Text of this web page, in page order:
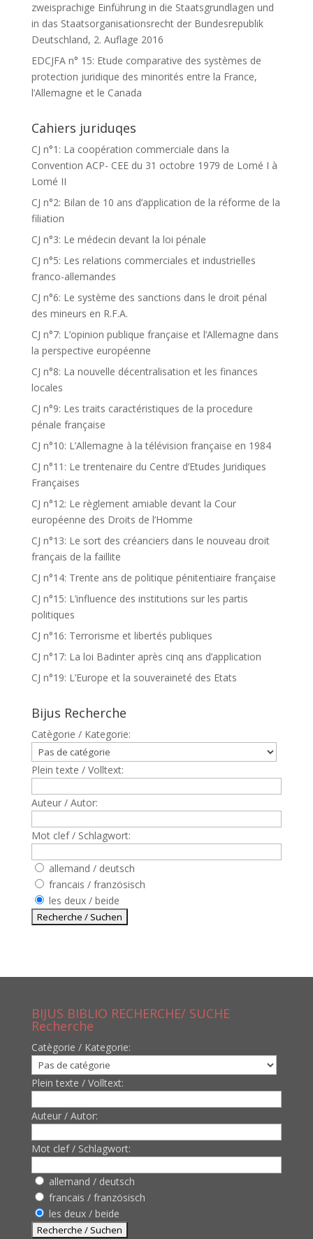
zweisprachige Einführung in die Staatsgrundlagen und
in das Staatsorganisationsrecht der Bundesrepublik
Deutschland, 2. Auflage 2016
EDCJFA n° 15: Etude comparative des systèmes de
protection juridique des minorités entre la France,
l’Allemagne et le Canada
Cahiers juriduqes
CJ n°1: La coopération commerciale dans la
Convention ACP- CEE du 31 octobre 1979 de Lomé I à
Lomé II
CJ n°2: Bilan de 10 ans d’application de la réforme de la
filiation
CJ n°3: Le médecin devant la loi pénale
CJ n°5: Les relations commerciales et industrielles
franco-allemandes
CJ n°6: Le système des sanctions dans le droit pénal
des mineurs en R.F.A.
CJ n°7: L’opinion publique française et l’Allemagne dans
la perspective européenne
CJ n°8: La nouvelle décentralisation et les finances
locales
CJ n°9: Les traits caractéristiques de la procedure
pénale française
CJ n°10: L’Allemagne à la télévision française en 1984
CJ n°11: Le trentenaire du Centre d’Etudes Juridiques
Françaises
CJ n°12: Le règlement amiable devant la Cour
européenne des Droits de l’Homme
CJ n°13: Le sort des créanciers dans le nouveau droit
français de la faillite
CJ n°14: Trente ans de politique pénitentiaire française
CJ n°15: L’influence des institutions sur les partis
politiques
CJ n°16: Terrorisme et libertés publiques
CJ n°17: La loi Badinter après cinq ans d’application
CJ n°19: L’Europe et la souveraineté des Etats
Bijus Recherche
Catègorie / Kategorie:
Plein texte / Volltext:
Auteur / Autor:
Mot clef / Schlagwort:
allemand / deutsch
francais / französisch
les deux / beide
BIJUS BIBLIO RECHERCHE/ SUCHE
Recherche
Catègorie / Kategorie:
Plein texte / Volltext:
Auteur / Autor:
Mot clef / Schlagwort:
allemand / deutsch
francais / französisch
les deux / beide